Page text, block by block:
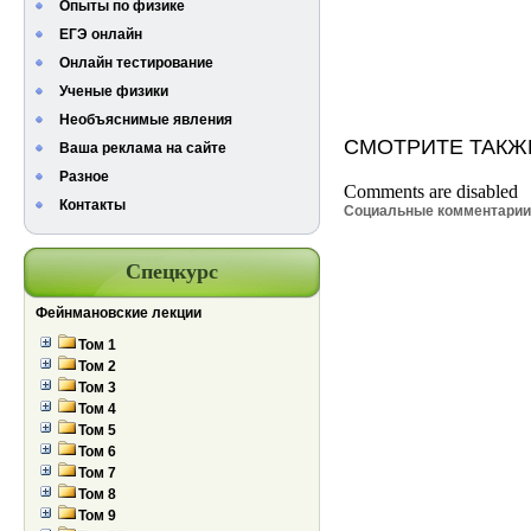
Опыты по физике
ЕГЭ онлайн
Онлайн тестирование
Ученые физики
Необъяснимые явления
Ваша реклама на сайте
Разное
Контакты
Спецкурс
Фейнмановские лекции
Том 1
Том 2
Том 3
Том 4
Том 5
Том 6
Том 7
Том 8
Том 9
СМОТРИТЕ
Comments are disabled
Социальные комментарии